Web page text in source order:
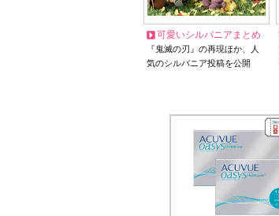
可愛いシルバニアまとめ
『鬼滅の刃』の再現ほか、人
気のシルバニア投稿を公開